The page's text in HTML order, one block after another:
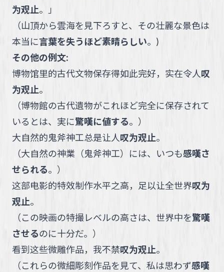
为观止。
」
（山頂から雲海を見下ろすと、その壮麗な景色は
本当に言葉を失うほど素晴らしい。 )
その他の例文:
博物馆里的古代文物保存得如此完好，实在令人叹
为观止。
（博物館の古代遺物がこれほど完全に保存されて
いるとは、実に驚嘆に値する。 ）
大自然的鬼斧神工总是让人叹为观止。
（大自然の神業（鬼斧神工）には、いつも感嘆さ
せられる。 ）
这部电影的特效制作水平之高，足以让全世界叹为
观止。
（この映画の特撮レベルの高さは、世界中を驚嘆
させるのに十分だ。 ）
看到这些微雕作品，我不禁叹为观止。
（これらの微細彫刻作品を見て、私は思わず感嘆